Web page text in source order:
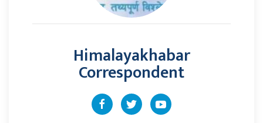
Himalayakhabar
Correspondent